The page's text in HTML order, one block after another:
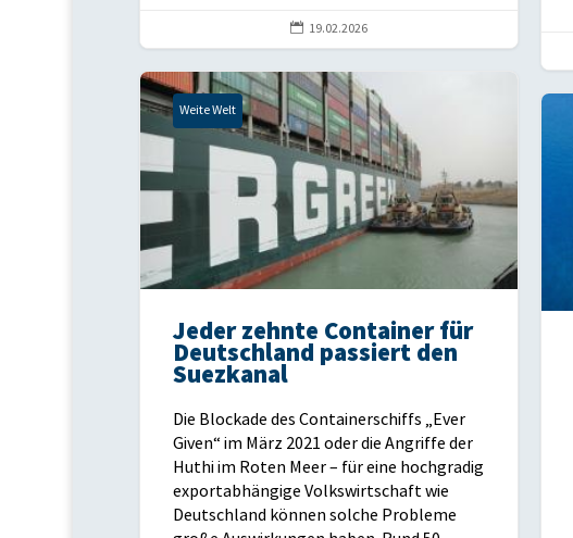
 19.02.2026
Weite Welt
Jeder zehnte Container für
Deutschland passiert den
Suezkanal
Die Blockade des Containerschiffs „Ever
Given“ im März 2021 oder die Angriffe der
Huthi im Roten Meer – für eine hochgradig
exportabhängige Volkswirtschaft wie
Deutschland können solche Probleme